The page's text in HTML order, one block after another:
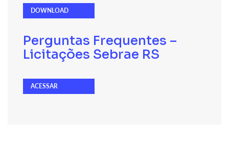
DOWNLOAD
Perguntas Frequentes –
Licitações Sebrae RS
ACESSAR